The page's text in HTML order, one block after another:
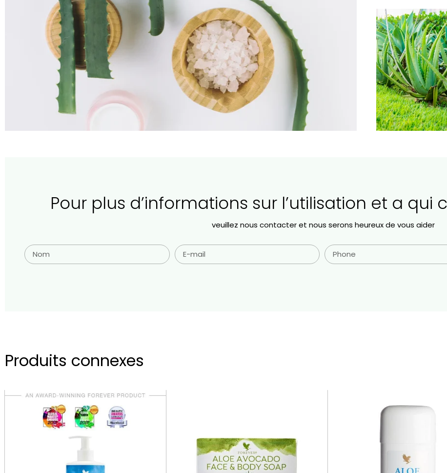
Pour plus d’informations sur l’utilisation et a qui
veuillez nous contacter et nous serons heureux de vous aider
Produits connexes